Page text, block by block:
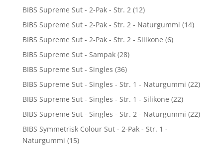
BIBS Supreme Sut - 2-Pak - Str. 2 (12)
BIBS Supreme Sut - 2-Pak - Str. 2 - Naturgummi (14)
BIBS Supreme Sut - 2-Pak - Str. 2 - Silikone (6)
BIBS Supreme Sut - Sampak (28)
BIBS Supreme Sut - Singles (36)
BIBS Supreme Sut - Singles - Str. 1 - Naturgummi (22)
BIBS Supreme Sut - Singles - Str. 1 - Silikone (22)
BIBS Supreme Sut - Singles - Str. 2 - Naturgummi (22)
BIBS Symmetrisk Colour Sut - 2-Pak - Str. 1 -
Naturgummi (15)